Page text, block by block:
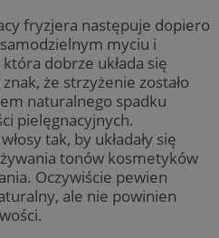
fryzjera następuje dopiero
myciu i
dobrze układa się
że strzyżenie zostało
naturalnego spadku
pielęgnacyjnych.
tak, by układały się
tonów kosmetyków
Oczywiście pewien
ale nie powinien